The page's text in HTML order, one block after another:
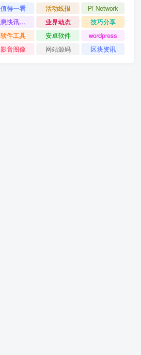
值得一看 活动线报
Pi Network
消息快讯查看更多 》》
业界动态
技巧分享
软件工具
安卓软件
wordpress
影音图像
网站源码 区块资讯